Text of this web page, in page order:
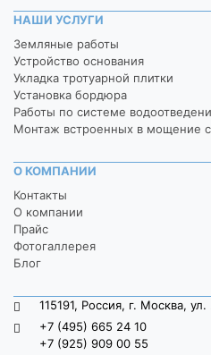
НАШИ УСЛУГИ
Земляные работы
Устройство основания
Укладка тротуарной плитки
Установка бордюра
Работы по системе
Монтаж встроенных в мощение
О КОМПАНИИ
Контакты
О компании
Прайс
Фотогаллерея
Блог
115191, Россия, г. Москва,
+7 (495) 665 24 10
+7 (925) 909 00 55